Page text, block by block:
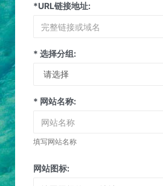
*URL链接地址:
* 选择分组:
* 网站名称:
填写网站名称
网站图标: